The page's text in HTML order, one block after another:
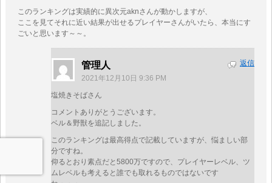
このランキングは実績的に異次元aknさんが動かしますが、
ここを見てそれに近い結果が出せるプレイヤーさんがいたら、本当にす
ごいと思います～～。
管理人
2021年12月10日 9:36 PM
塩焼きそばさん
コメントありがとうございます。
ベル＆野獣を追記しました。
このランキングは最高得点で記載していますが、悩ましい部
分ですね。
仰るとおり素点だと5800万ですので、プレイヤーレベル、ツ
ムレベルも考えると誰でも取れるものではないです
返信